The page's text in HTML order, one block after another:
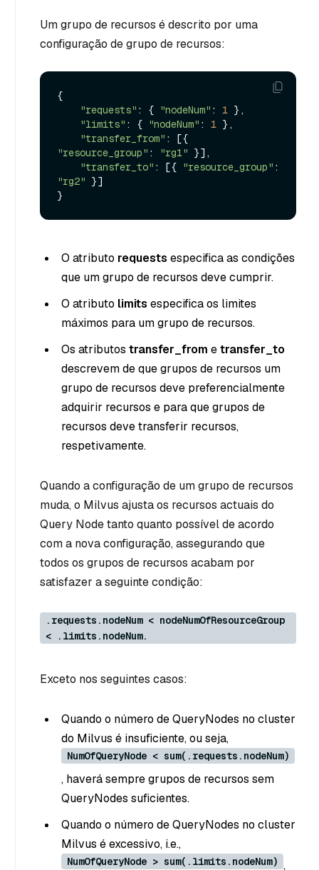
Um grupo de recursos é descrito por uma
configuração de grupo de recursos:
{
"requests" : { "nodeNum" : 1 },
"limits" : { "nodeNum" : 1 },
"transfer_from"
"resource_group" : "rg1" }],
"transfer_to" : [{ "resource_group"
"rg2" }]
O atributo requests especifica as condições
que um grupo de recursos deve cumprir.
O atributo limits especifica os limites
máximos para um grupo de recursos.
Os atributos transfer_from etransfer_to
descrevem de que grupos de recursos um
grupo de recursos deve preferencialmente
adquirir recursos e para que grupos de
recursos deve transferir recursos,
respetivamente.
Quando a configuração de um grupo de recursos
muda, o Milvus ajusta os recursos actuais do
Query Node tanto quanto possível de acordo
com a nova configuração, assegurando que
todos os grupos de recursos acabam por
satisfazer a seguinte condição:
.requests.nodeNum < nodeNumOfResourceGroup
< .limits.nodeNum.
Exceto nos seguintes casos:
Quando o número de QueryNodes no cluster
do Milvus é insuficiente, ou seja,
NumOfQueryNode < sum(.requests.nodeNum)
, haverá sempre grupos de recursos sem
QueryNodes suficientes.
Quando o número de QueryNodes no cluster
Milvus é excessivo, i.e.,
NumOfQueryNode > sum(.limits.nodeNum) ,